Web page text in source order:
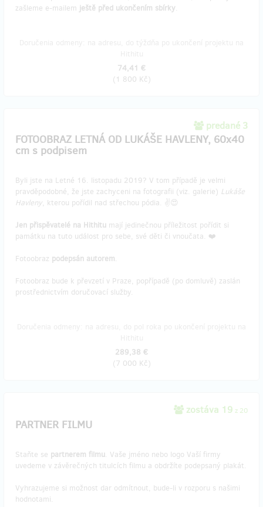
zašleme e-mailem ještě před ukončením sbírky.
74,41 €
(1 800 Kč)
predané 3
FOTOOBRAZ LETNÁ OD LUKÁŠE HAVLENY, 60x40
cm s podpisem
Byli jste na Letné 16. listopadu 2019? V tom případě je velmi
pravděpodobné, že jste zachyceni na fotografii (viz. galerie) Lukáše
Havleny, kterou pořídil nad střechou pódia. ✌️😍
Jen přispěvatelé na Hithitu mají jedinečnou příležitost pořídit si
památku na tuto událost pro sebe, své děti či vnoučata. ❤️
Fotoobraz podepsán autorem.
Fotoobraz bude k převzetí v Praze, popřípadě (po domluvě) zaslán
prostřednictvím doručovací služby.
289,38 €
(7 000 Kč)
zostáva 19 z 20
PARTNER FILMU
Staňte se partnerem filmu. Vaše jméno nebo logo Vaší firmy
uvedeme v závěrečných titulcích filmu a obdržíte podepsaný plakát.
Vyhrazujeme si možnost dar odmítnout, bude-li v rozporu s našimi
hodnotami.